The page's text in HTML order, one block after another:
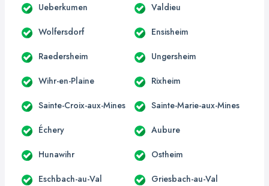
Ueberkumen Valdieu
Wolfersdorf Ensisheim
Raedersheim Ungersheim
Wihr-en-Plaine Rixheim
Sainte-Croix-aux-Mines Sainte-Marie-aux-Mines
Échery Aubure
Hunawihr Ostheim
Eschbach-au-Val Griesbach-au-Val